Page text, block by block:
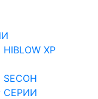
XP
СЕРИИ